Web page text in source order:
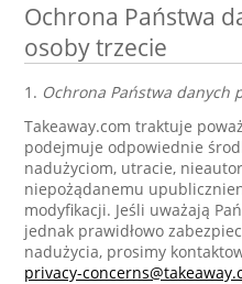
Ochrona Państwa
osoby trzecie
1. Ochrona Państwa danych
Takeaway.com traktuje
podejmuje odpowiednie
nadużyciom, utracie,
niepożądanemu
modyfikacji. Jeśli uważają
jednak prawidłowo
nadużycia, prosimy
privacy-